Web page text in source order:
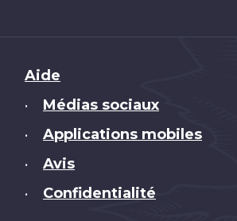
Brand
Aide
• Médias sociaux
• Applications mobiles
• Avis
• Confidentialité